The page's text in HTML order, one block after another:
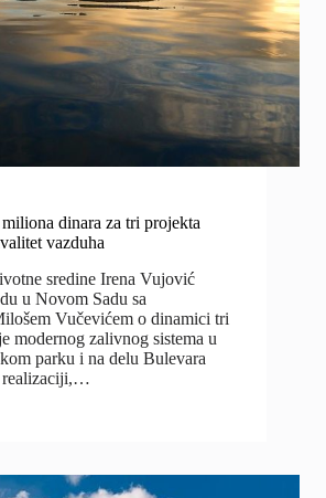
dinara za tri projekta
vazduha
sredine Irena Vujović
u Novom Sadu sa
Vučevićem o dinamici tri
modernog zalivnog sistema u
parku i na delu Bulevara
realizaciji,…